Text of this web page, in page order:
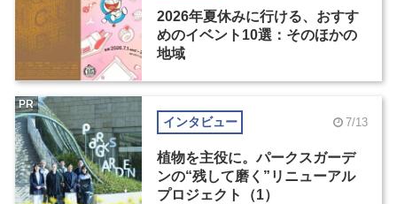
2026年夏休みに行ける、おすす
めのイベント10選：そのほかの
地域
インタビュー 7/13
植物を主役に。パークスガーデ
ンの“残して磨く”リニューアル
プロジェクト（1）
PR